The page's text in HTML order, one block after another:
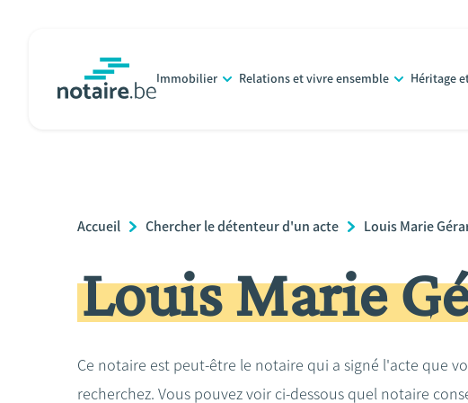
principal
Immobilier Relations et vivre ensemble Héritage
Breadcrumb
Accueil Chercher le détenteur d'un acte Louis Marie
Louis Marie
Ce notaire est peut-être le notaire qui a signé l'acte que
recherchez. Vous pouvez voir ci-dessous quel notaire